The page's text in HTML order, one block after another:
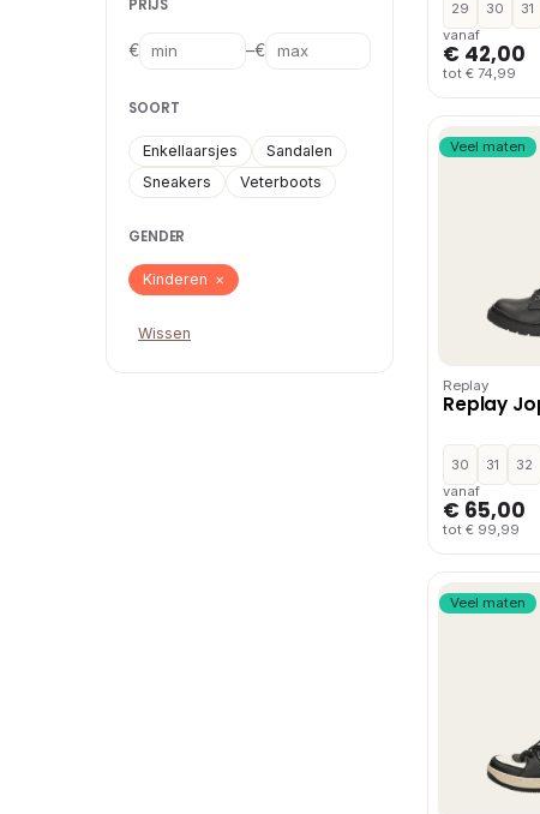
PRIJS
€ –€
SOORT
Enkellaarsjes
Sandalen
Sneakers
Veterboots
GENDER
Kinderen ×
Wissen
29 30 31
vanaf
€ 42,00
tot € 74,99
Veel maten
Replay
Replay
30 31 32
vanaf
€ 65,00
tot € 99,99
Veel maten